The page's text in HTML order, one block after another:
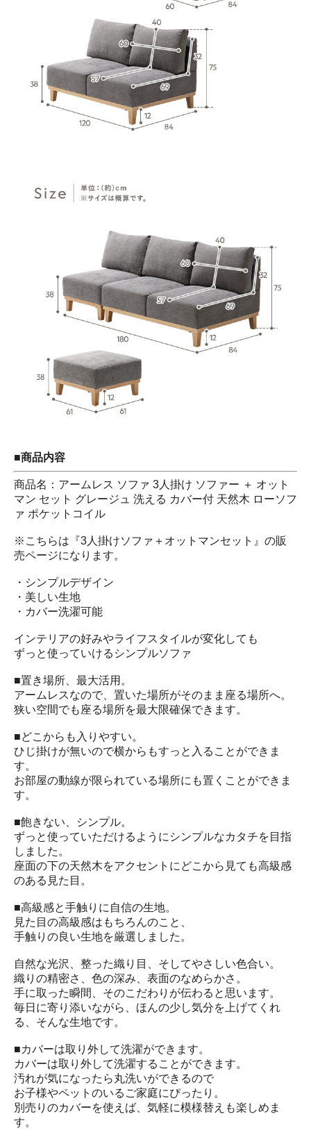
■商品内容
商品名：アームレス ソファ 3人掛け ソファー ＋ オット
マン セット グレージュ 洗える カバー付 天然木 ローソフ
ァ ポケットコイル
※こちらは『3人掛けソファ＋オットマンセット』の販
売ページになります。
・シンプルデザイン
・美しい生地
・カバー洗濯可能
インテリアの好みやライフスタイルが変化しても
ずっと使っていけるシンプルソファ
■置き場所、最大活用。
アームレスなので、置いた場所がそのまま座る場所へ。
狭い空間でも座る場所を最大限確保できます。
■どこからも入りやすい。
ひじ掛けが無いので横からもすっと入ることができま
す。
お部屋の動線が限られている場所にも置くことができま
す。
■飽きない、シンプル。
ずっと使っていただけるようにシンプルなカタチを目指
しました。
座面の下の天然木をアクセントにどこから見ても高級感
のある見た目。
■高級感と手触りに自信の生地。
見た目の高級感はもちろんのこと、
手触りの良い生地を厳選しました。
自然な光沢、整った織り目、そしてやさしい色合い。
織りの精密さ、色の深み、表面のなめらかさ。
手に取った瞬間、そのこだわりが伝わると思います。
毎日に寄り添いながら、ほんの少し気分を上げてくれ
る、そんな生地です。
■カバーは取り外して洗濯ができます。
カバーは取り外して洗濯することができます。
汚れが気になったら丸洗いができるので
お子様やペットのいるご家庭にぴったり。
別売りのカバーを使えば、気軽に模様替えも楽しめま
す。